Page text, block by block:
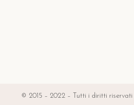
© 2015 – 2022 – Tutti i diritti riservati